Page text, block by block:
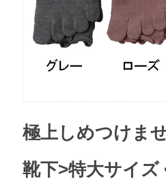
極上しめつけま
靴下>特大サイズ